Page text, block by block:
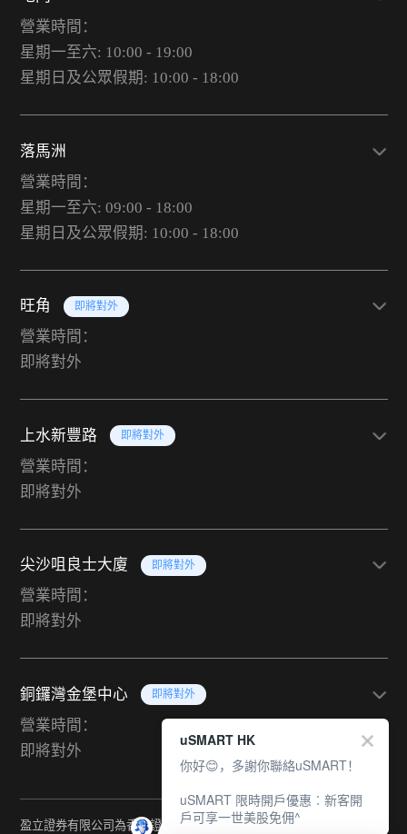
營業時間：
星期一至六: 10:00 - 19:00
星期日及公眾假期: 10:00 - 18:00
落馬洲
營業時間：
星期一至六: 09:00 - 18:00
星期日及公眾假期: 10:00 - 18:00
旺角 即將對外
營業時間：
即將對外
上水新豐路 即將對外
營業時間：
即將對外
尖沙咀良士大廈 即將對外
營業時間：
即將對外
銅鑼灣金堡中心 即將對外
營業時間：
即將對外
盈立證券有限公司為香港證監會持牌法團（中央編號：
uSMART HK
你好😊，多謝你聯絡uSMART！
uSMART 限時開戶優惠︰新客開
戶可享一世美股免佣^